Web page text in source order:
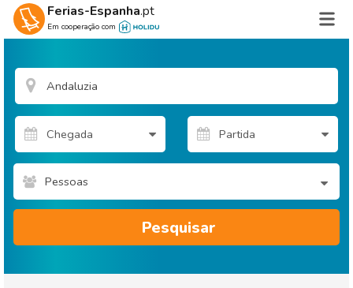
Ferias-Espanha.pt
Em cooperação com
Pessoas
Pesquisar